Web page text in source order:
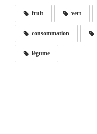
fruit vert
consommation
légume